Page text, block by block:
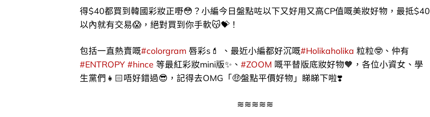
得$40都買到韓國彩妝正嘢😳？小編今日盤點咗以下又好用又高CP值嘅美妝好物，最抵$40
以內就有交易😱​，絕對買到你手軟😽​💝​！
包括一直熱賣嘅#colorgram 唇彩s💄​ 、最近小編都好沉嘅#Holikaholika 粒粒🤓​、仲有
#ENTROPY #hince 等最紅彩妝mini版✨、 #ZOOM ​嘅平替版底妝好物🧡​​，各位小資女、學
生黨們👧🏻唔好錯過😎，記得去OMG「🤑盤點平價好物」睇睇下啦❣️
≋≋≋≋≋